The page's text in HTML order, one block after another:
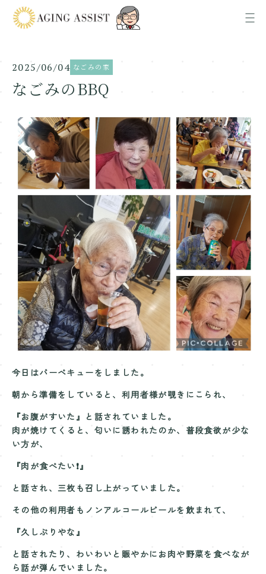
News
お知らせ
About us
AGING ASSISTについて
Office
各事業所ご案内
Recruit
採用情報
Contact
お問い合わせ
2025/06/04 なごみの家
なごみのBBQ
今日はバーベキューをしました。
朝から準備をしていると、利用者様が覗きにこられ、
『お腹がすいた』と話されていました。
肉が焼けてくると、匂いに誘われたのか、普段食欲が少な
い方が、
『肉が食べたい❗』
と話され、三枚も召し上がっていました。
その他の利用者もノンアルコールビールを飲まれて、
『久しぶりやな』
と話されたり、わいわいと賑やかにお肉や野菜を食べなが
ら話が弾んでいました。